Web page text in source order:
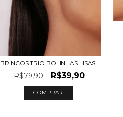
BRINCOS TRIO BOLINHAS LISAS
R$79,90 R$39,90
COMPRAR